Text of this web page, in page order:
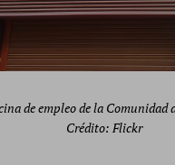
de empleo de la Comunidad
Crédito: Flickr